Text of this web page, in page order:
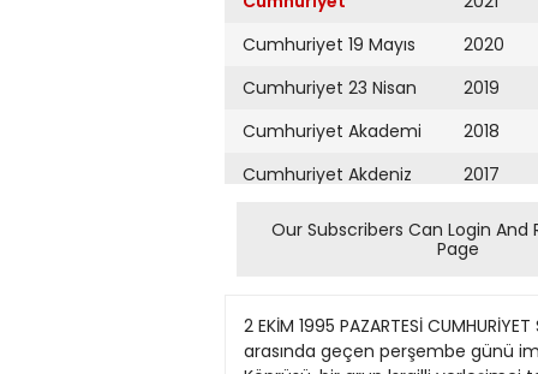
Cumhuriyet 19 Mayıs
Cumhuriyet 23 Nisan
Cumhuriyet Akademi
Cumhuriyet Akdeniz
Cumhuriyet Alışveriş
Cumhuriyet Ankara
2020
2019
2018
2017
2016
2015
2013
Our Subscribers Can Login And
Page
2 EKİM 1995 PAZARTESİ CUMHURİYET SAYFA DIŞ HABERLER 11 Yahudilerden anlaşmaya tepki • ALLENBY KÖPRÜSÜ (ÂA)-IsrailveFKÖ yetkilileri arasında geçen perşembe günü imzalanan anlaşmayla Filistin Özerk Yönetimi'ne devredilen Batı Şeria'yı Ordün'e bağlayan Allenby Köprüsü, bir grup lsrailli yerleşimci tarafindan geçişlere kapatıldı. lsrailli yerleşimci ler, Batı Şeria'daki Filistin özerkliğinin genişletilmesine karşı çıkıyorlar. lsrailli yerleşimcilerin eylerni sebebiyle en az iki otobüsle Ürdün'e gitmek isteyen Filistinlilerin köprû gınşinde bekledikleri haber veriliyor. Körlmam suçlu buhmdu • NEWYORK(AA)- ^Kör İmam" lakaplı Şeytı Ömer Abdul-Rahman ve birlikte yargılandığı diğer 9 terörist, devlet ve milletin mevcut dûzenini bozmaya yönelik eylemlere teşvikten suçlu bulundular. ABD federal mahkeme jûrisi, New York'taki BM binasını, tünelleri ve köprüleri bombalamaya teşvikten yargılanan Kör İmam ve diğerleri hakkındakı karan. bir hafta süren tartışmalar sonucunda verdi. 57 yaşındaki Kör Imam'ın, ocak ayında yapılacak mahkemesinde ömür boyu hapis cezasma çarptınlması bekleniyor. Hüpmler'de frtna: 19 ölü • MANİLA(AA)- Filipinler'in geniş bir bölümünde etkili olan şiddetli fırtına. 19 kişinin ölümüne neden oldu. Polis yetkilileri, ülkenin güney eyaletlerinde cuma gecesi başlayan fırtınanın dün erken saatlerde başkent Manüa'yı da etkisi altma aldığını belirterek, birçok yerde toprak kayması ve taşkınlar meydana geldiğini, binlerce insanın evierini terk etmek zorunda kaldığını kaydettiler. Polis, ölümlerin 18'inin Bukidon eyaletinin Valencia kasabasmdaki toprak kayması sonucu meydana geldiğini. 7 kişinin de yaralı olarak hastaneye kaldınldığını belirttiler. Letonya halkı sandık başında • RİGA (Cumhuriyet) - Üç küçük Baltık ülkesinden Letonya'da pazar günü yapılan parlamento seçimlerine 19 parti katıldı. 1.3 milyon seçmen, parlamentodaki 100 sandalyeye aday olan 1007 ad arasında seçim yapmak ûzere sandık başına gitti. Partilerin parlamentoya temsilci sokabilmeleri için en az yüzde 5 oramnda oy almalan gerekiyor. Genel kanı, bu barajın en çok 5-6 parti tarafindan geçilebileceği şeklinde. Pazar günkü seçimler, ülke tarihinin ikinci demokratik seçimi özelliğini taşıyor. Şevardnadze'ye düzenlenen suikastm arkasında eski güvenlik şefinin olduğu belirlendi Gürdstmı'cla dev koııııırı D«şHaberlerServisi-Gür- cistan Içişleri Bakanlığı, baş- ta Devlet Başkanı EduardŞe- vardnadze'ye karşı 29 ağus- tosta düzenlenen başansız su- ikast olmak üzere ülkede son dönemde gerçekleştirilen bir dizi terör eyleminin ardında eski güvenlik şefî Igor Gior-